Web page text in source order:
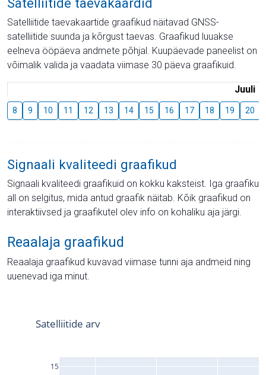
Satelliitide taevakaartide graafikud näitavad GNSS-
satelliitide suunda ja kõrgust taevas. Graafikud luuakse
eelneva ööpäeva andmete põhjal. Kuupäevade paneelist on
võimalik valida ja vaadata viimase 30 päeva graafikuid.
Juuli
8 9 10 11 12 13 14 15 16 17 18 19 20
Signaali kvaliteedi graafikud
Signaali kvaliteedi graafikuid on kokku kaksteist. Iga graafiku
all on selgitus, mida antud graafik näitab. Kõik graafikud on
interaktiivsed ja graafikutel olev info on kohaliku aja järgi.
Reaalaja graafikud
Reaalaja graafikud kuvavad viimase tunni aja andmeid ning
uuenevad iga minut.